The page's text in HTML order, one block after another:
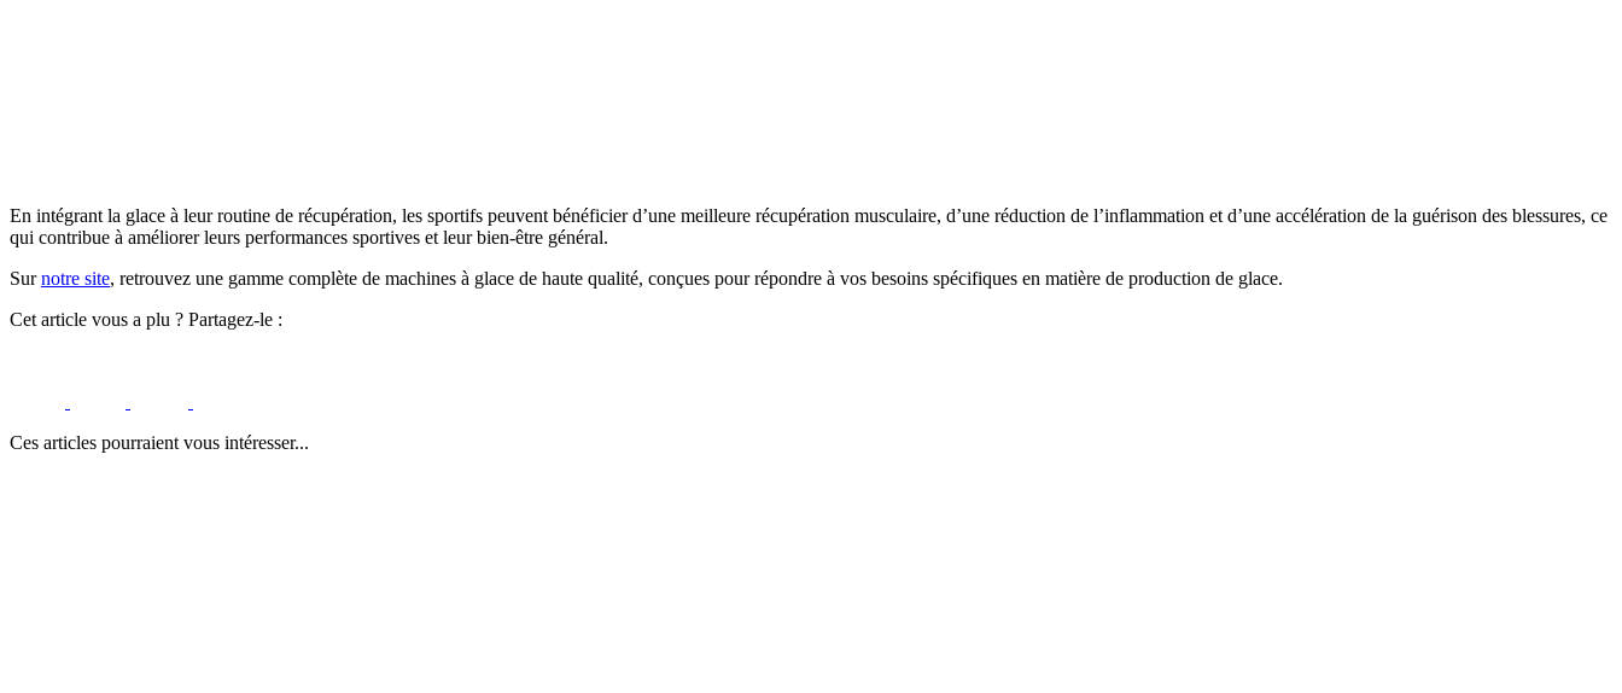
En intégrant la glace à leur routine de récupération, les sportifs peuvent bénéficier d’une meilleure récupération musculaire, d’une réduction de l’inflammation et d’une accélération de la guérison des blessures, ce
qui contribue à améliorer leurs performances sportives et leur bien-être général.
Surnotre site, retrouvez une gamme complète de machines à glace de haute qualité, conçues pour répondre à vos besoins spécifiques en matière de production de glace.
Cet article vous a plu ? Partagez-le :
Ces articles pourraient vous intéresser...